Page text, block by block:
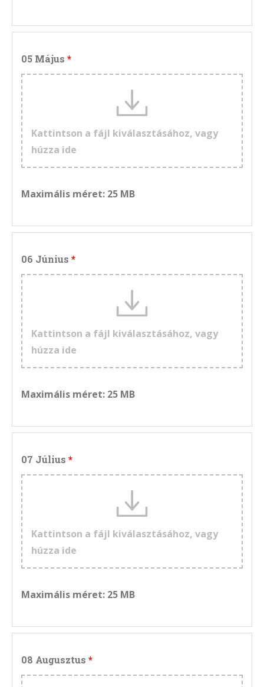
05 Május
Kattintson a fájl kiválasztásához, vagy
húzza ide
Maximális méret: 25 MB
06 Június
Kattintson a fájl kiválasztásához, vagy
húzza ide
Maximális méret: 25 MB
07 Július
Kattintson a fájl kiválasztásához, vagy
húzza ide
Maximális méret: 25 MB
08 Augusztus